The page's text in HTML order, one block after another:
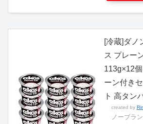
[冷蔵]ダノ
ス プレー
113g×12
ーン付き
ト 高タン
created by
ノーブラ